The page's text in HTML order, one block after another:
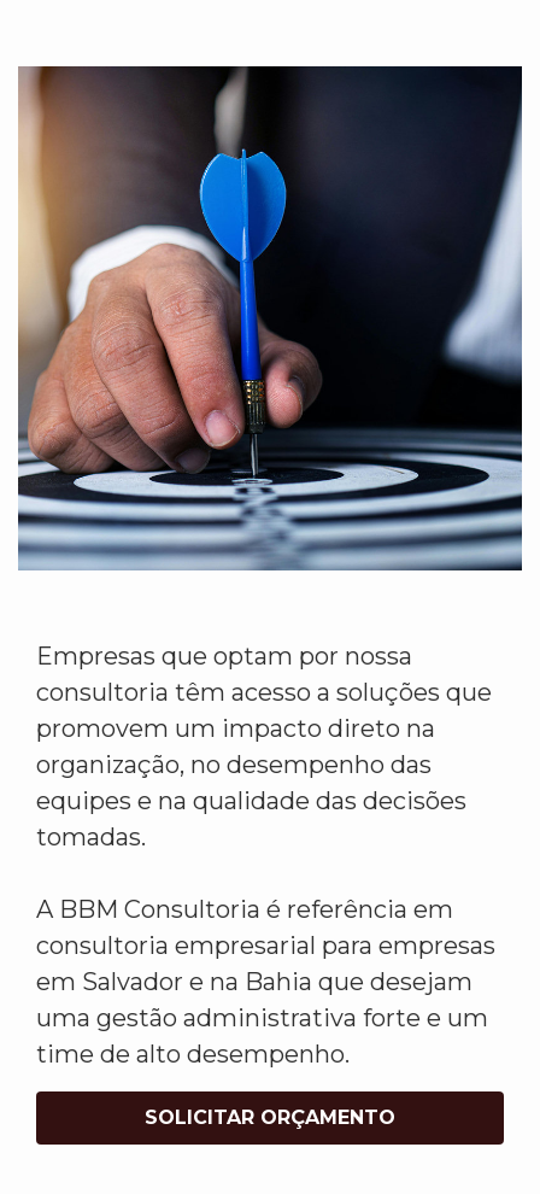
Empresas que optam por nossa
consultoria têm acesso a soluções que
promovem um impacto direto na
organização, no desempenho das
equipes e na qualidade das decisões
tomadas.
A BBM Consultoria é referência em
consultoria empresarial para empresas
em Salvador e na Bahia que desejam
uma gestão administrativa forte e um
time de alto desempenho.
SOLICITAR ORÇAMENTO